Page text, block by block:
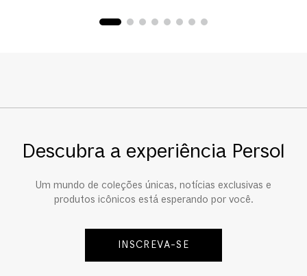
Descubra a experiência Persol
Um mundo de coleções únicas, notícias exclusivas e
produtos icônicos está esperando por você.
INSCREVA-SE